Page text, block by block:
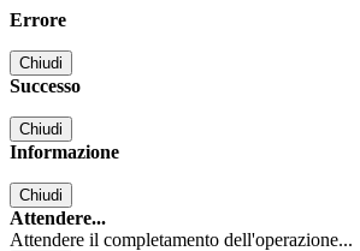
Errore
Chiudi
Successo
Chiudi
Informazione
Chiudi
Attendere...
Attendere il completamento dell'operazione...